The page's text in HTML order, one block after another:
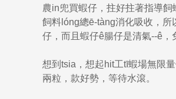
農in兜買蝦仔，拄好拄著指導
飼料lóng總ē-tàng消化吸收，
仔，而且蝦仔ê腸仔是清氣--ê
想到tsia，想起hit工tī蝦場無限
兩粒，款好勢，等待水滾。